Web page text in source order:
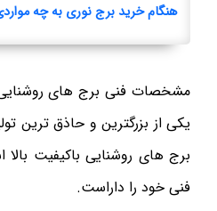
هنگام خرید برج نوری به چه
مشخصات فنی برج های
یکی از بزرگترین و حاذق ترین
برج های روشنایی باکیفیت
فنی خود را داراست.